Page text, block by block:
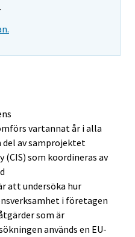
vartannat år i alla
del av samprojektet
som koordineras av
att undersöka hur
i företagen
som är
används en EU-